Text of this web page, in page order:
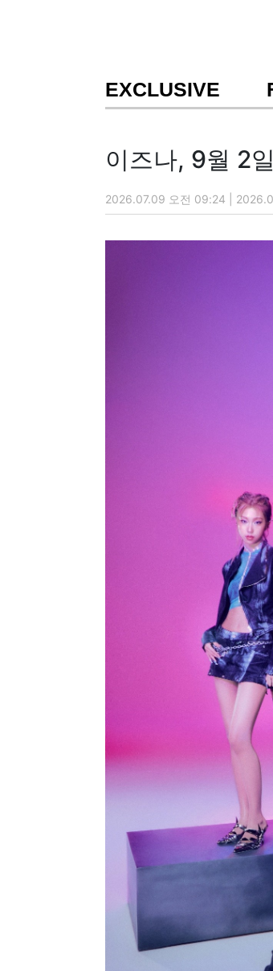
EXCLUSIVE
이즈나, 9월 2
2026.07.09 오전 09:24 |